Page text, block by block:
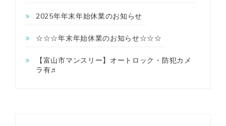
2025年年末年始休業のお知らせ
☆☆☆年末年始休業のお知らせ☆☆☆
【富山市マンスリー】オートロック・防犯カメ
ラ有♬